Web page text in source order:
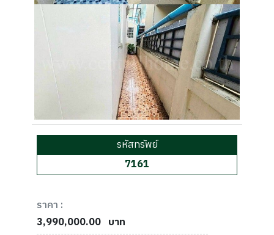
รหัสทรัพย์
7161
ราคา :
3,990,000.00 บาท